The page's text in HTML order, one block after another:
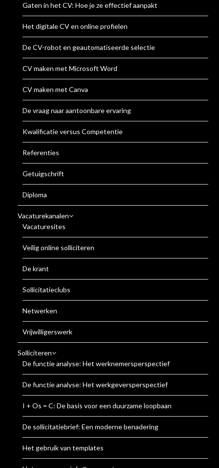
Gaten in het CV: Hoe je ze effectief aanpakt
Het digitale CV en online profielen
De CV-robot en geautomatiseerde selectie
CV maken met Microsoft Word
CV maken met Canva
De vraag naar aantoonbare ervaring
Kwalificatie versus Competentie
Referenties
Getuigschrift
Diploma
Vacaturekanalen
Vacaturesites
Veilig online solliciteren
De krant
Sollicitatieclubs
Netwerken
Vrijwilligerswerk
Solliciteren
De functie analyse: Het werknemersperspectief
De functie analyse: Het werkgeversperspectief
I + Os = C: De basis voor een duurzame loopbaan
De sollicitatiebrief: Een moderne benadering
Het gebruik van templates